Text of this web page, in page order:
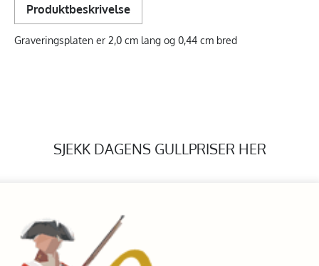
Produktbeskrivelse
Graveringsplaten er 2,0 cm lang og 0,44 cm bred
SJEKK DAGENS GULLPRISER HER